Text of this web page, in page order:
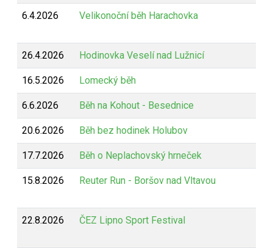
6.4.2026 Velikonoční běh Harachovka
26.4.2026 Hodinovka Veselí nad Lužnicí
16.5.2026 Lomecký běh
6.6.2026 Běh na Kohout - Besednice
20.6.2026 Běh bez hodinek Holubov
17.7.2026 Běh o Neplachovský hrneček
15.8.2026 Reuter Run - Boršov nad Vltavou
22.8.2026 ČEZ Lipno Sport Festival